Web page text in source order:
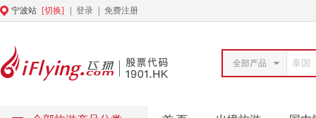
宁波站 [切换] 登录 免费注册
全部产品